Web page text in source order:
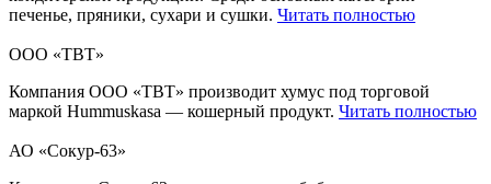
печенье, пряники, сухари и сушки. Читать полностью
ООО «ТВТ»
Компания ООО «ТВТ» производит хумус под торговой
маркой Hummuskasa — кошерный продукт. Читать полностью
АО «Сокур-63»